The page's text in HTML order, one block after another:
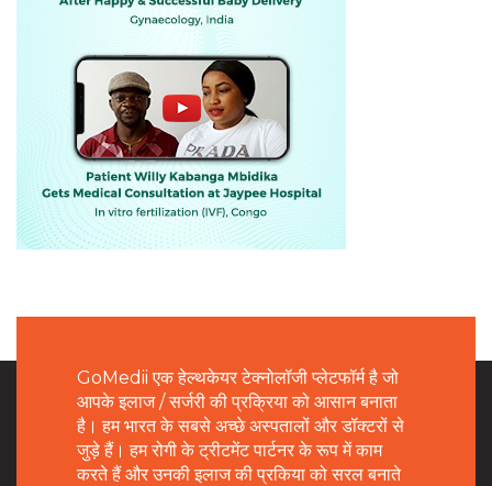
GoMedii एक हेल्थकेयर टेक्नोलॉजी प्लेटफॉर्म है जो
आपके इलाज / सर्जरी की प्रक्रिया को आसान बनाता
है। हम भारत के सबसे अच्छे अस्पतालों और डॉक्टरों से
जुड़े हैं। हम रोगी के ट्रीटमेंट पार्टनर के रूप में काम
करते हैं और उनकी इलाज की प्रकिया को सरल बनाते